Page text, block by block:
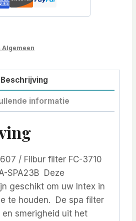
Beschrijving
informatie
/ Filbur filter FC-3710
SPA23B Deze
geschikt om uw Intex in
te houden. De spa filter
smerigheid uit het